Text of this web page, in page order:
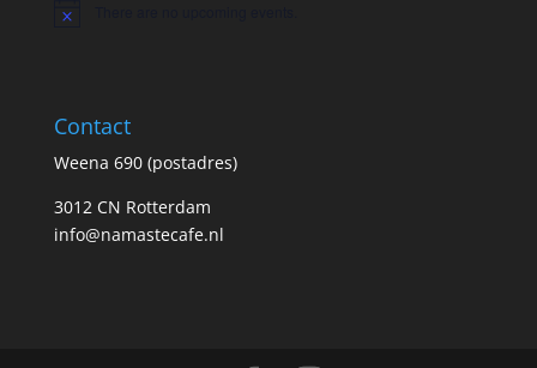
Notice
Contact
Weena 690 (postadres)
3012 CN Rotterdam
info@namastecafe.nl